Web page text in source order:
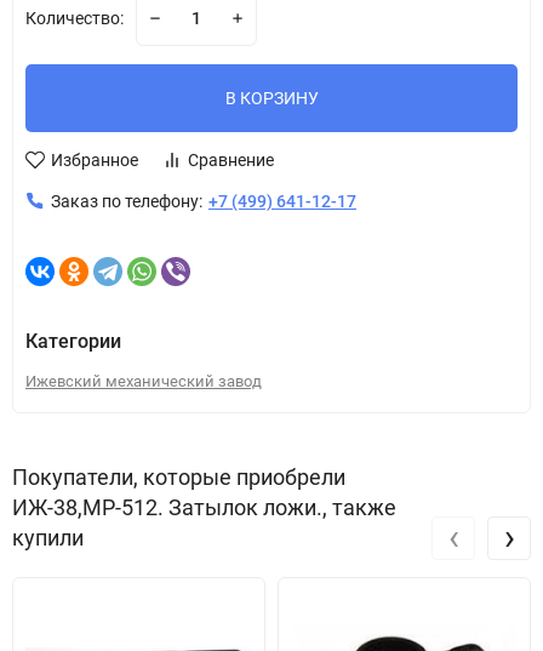
Количество:
В КОРЗИНУ
Избранное Сравнение
Заказ по телефону: +7 (499) 641-12-17
Категории
Ижевский механический завод
Покупатели, которые приобрели
ИЖ-38,МР-512. Затылок ложи., также
купили
‹ ›